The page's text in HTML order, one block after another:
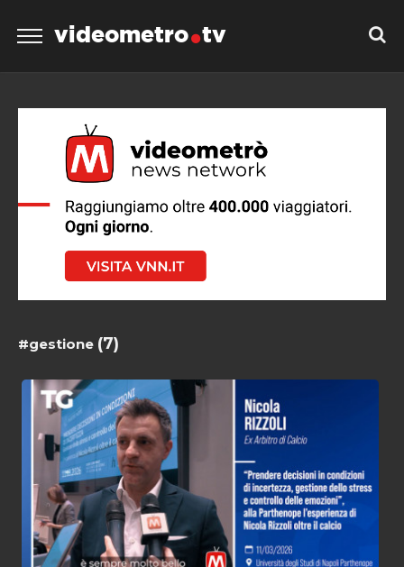
videometro tv
#gestione (7)